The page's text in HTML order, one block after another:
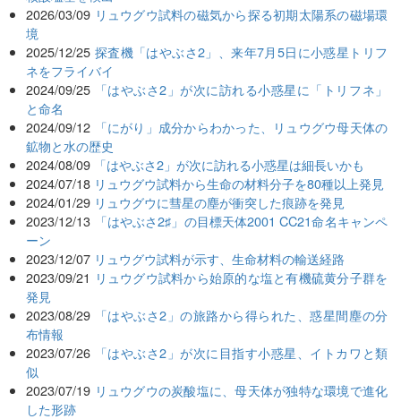
2026/03/09 リュウグウ試料の磁気から探る初期太陽系の磁場環
境
2025/12/25 探査機「はやぶさ2」、来年7月5日に小惑星トリフ
ネをフライバイ
2024/09/25
「はやぶさ2」が次に訪れる小惑星に「トリフネ」
と命名
2024/09/12
「にがり」成分からわかった、リュウグウ母天体の
鉱物と水の歴史
2024/08/09 「はやぶさ2」が次に訪れる小惑星は細長いかも
2024/07/18 リュウグウ試料から生命の材料分子を80種以上発見
2024/01/29 リュウグウに彗星の塵が衝突した痕跡を発見
2023/12/13
「はやぶさ2♯」の目標天体2001 CC21命名キャンペ
ーン
2023/12/07 リュウグウ試料が示す、生命材料の輸送経路
2023/09/21 リュウグウ試料から始原的な塩と有機硫黄分子群を
発見
2023/08/29
「はやぶさ2」の旅路から得られた、惑星間塵の分
布情報
2023/07/26
「はやぶさ2」が次に目指す小惑星、イトカワと類
似
2023/07/19 リュウグウの炭酸塩に、母天体が独特な環境で進化
した形跡